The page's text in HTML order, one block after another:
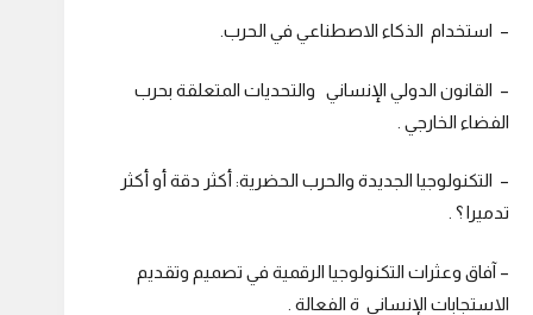
– استخدام الذكاء الاصطناعي في الحرب.
– القانون الدولي الإنساني والتحديات المتعلقة بحرب
الفضاء الخارجي .
– التكنولوجيا الجديدة والحرب الحضرية: أكثر دقة أو أكثر
تدميرا ؟ .
– آفاق وعثرات التكنولوجيا الرقمية في تصميم وتقديم
الاستجابات الإنساني ة الفعالة .